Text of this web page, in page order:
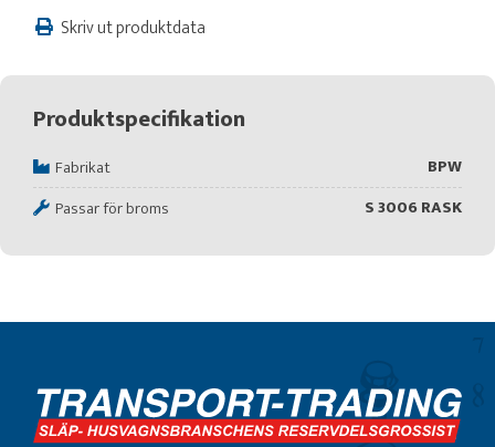
Skriv ut produktdata
Produktspecifikation
Fabrikat
BPW
Passar för broms
S 3006 RASK